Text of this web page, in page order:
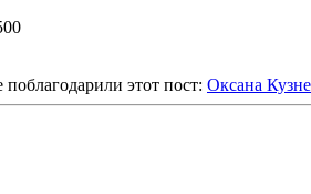
этот пост: Оксана